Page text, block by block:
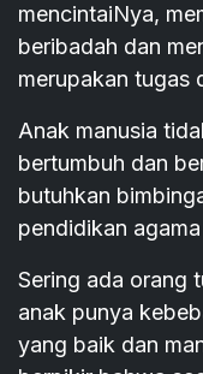
mencintaiNya,
beribadah dan
merupakan tugas
Anak manusia
bertumbuh dan
butuhkan
pendidikan
Sering ada orang
anak punya
yang baik dan